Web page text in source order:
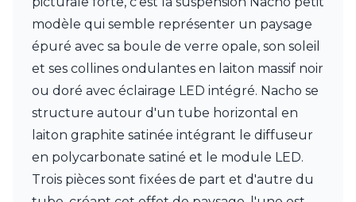
Charlot&Cie
Concept Verre
CVL Luminaires
Elstead Lighting
Estro
Faro
Ferroluce Classic
Fine Art Lamps
modèle qui semble représenter un paysage
épuré avec sa boule de verre opale, son soleil
et ses collines ondulantes en laiton massif noir
ou doré avec éclairage LED intégré. Nacho se
structure autour d'un tube horizontal en
laiton graphite satinée intégrant le diffuseur
en polycarbonate satiné et le module LED.
Trois pièces sont fixées de part et d'autre du